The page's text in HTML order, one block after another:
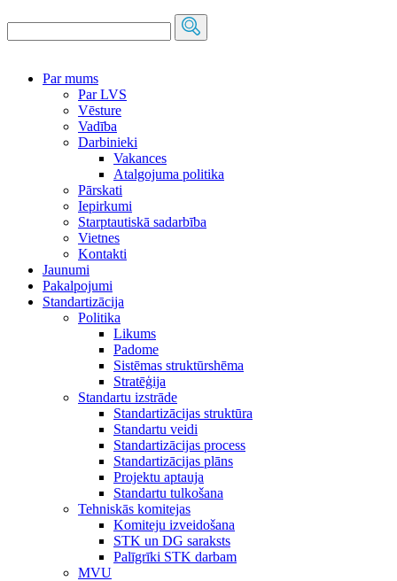
Par mums
Par LVS
Vēsture
Vadība
Darbinieki
Vakances
Atalgojuma politika
Pārskati
Iepirkumi
Starptautiskā sadarbība
Vietnes
Kontakti
Jaunumi
Pakalpojumi
Standartizācija
Politika
Likums
Padome
Sistēmas struktūrshēma
Stratēģija
Standartu izstrāde
Standartizācijas struktūra
Standartu veidi
Standartizācijas process
Standartizācijas plāns
Projektu aptauja
Standartu tulkošana
Tehniskās komitejas
Komiteju izveidošana
STK un DG saraksts
Palīgrīki STK darbam
MVU